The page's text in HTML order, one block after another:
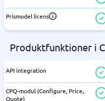
Prismodel licens
Produktfunktioner i
API integration
CPQ-modul (Configure, Price,
Quote)